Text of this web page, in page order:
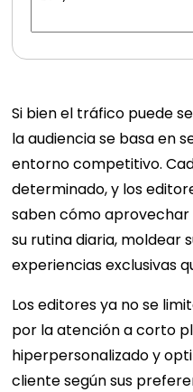
Si bien el tráfico puede
la audiencia se basa en
entorno competitivo.
determinado, y los
saben cómo
su rutina diaria, moldear
experiencias exclusivas
Los editores ya no se
por la atención a corto
hiperpersonalizado y
cliente según sus